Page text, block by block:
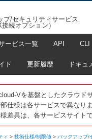
プ/セキュリティサービス
続オプション）
ービス一覧 API CLI
ド 更新履歴 ドキュ
Vを基盤としたクラウド
仕様は各サービスで異なり
差異は、各サービスサイト
ィ > 技術仕様/制限値 > バックアップ/